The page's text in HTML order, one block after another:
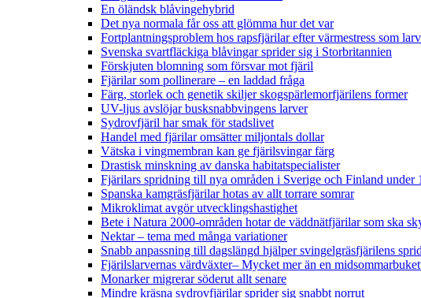
En öländsk blåvingehybrid
Det nya normala får oss att glömma hur det var
Fortplantningsproblem hos rapsfjärilar efter värmestress som
Svenska svartfläckiga blåvingar sprider sig i Storbritannien
Förskjuten blomning som försvar mot fjäril
Fjärilar som pollinerare – en laddad fråga
Färg, storlek och genetik skiljer skogspärlemorfjärilens former
UV-ljus avslöjar busksnabbvingens larver
Sydrovfjäril har smak för stadslivet
Handel med fjärilar omsätter miljontals dollar
Vätska i vingmembran kan ge fjärilsvingar färg
Drastisk minskning av danska habitatspecialister
Fjärilars spridning till nya områden i Sverige och Finland under
Spanska kamgräsfjärilar hotas av allt torrare somrar
Mikroklimat avgör utvecklingshastighet
Bete i Natura 2000-områden hotar de väddnätfjärilar som ska
Nektar – tema med många variationer
Snabb anpassning till dagslängd hjälper svingelgräsfjärilens
Fjärilslarvernas värdväxter– Mycket mer än en
Monarker migrerar söderut allt senare
Mindre kräsna sydrovfjärilar sprider sig snabbt norrut